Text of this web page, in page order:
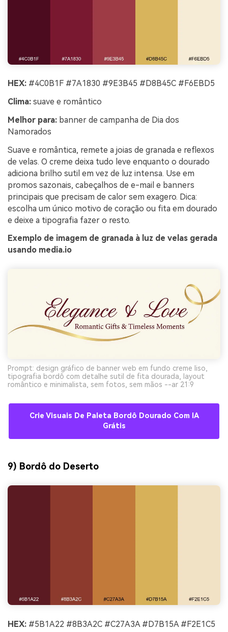
HEX: #4C0B1F #7A1830 #9E3B45 #D8B45C #F6EBD5
Clima: suave e romântico
Melhor para: banner de campanha de Dia dos
Namorados
Suave e romântica, remete a joias de granada e reflexos
de velas. O creme deixa tudo leve enquanto o dourado
adiciona brilho sutil em vez de luz intensa. Use em
promos sazonais, cabeçalhos de e-mail e banners
principais que precisam de calor sem exagero. Dica:
escolha um único motivo de coração ou fita em dourado
e deixe a tipografia fazer o resto.
Exemplo de imagem de granada à luz de velas gerada
usando media.io
Prompt: design gráfico de banner web em fundo creme liso,
tipografia bordô com detalhe sutil de fita dourada, layout
romântico e minimalista, sem fotos, sem mãos --ar 21:9
Crie Visuais De Paleta Bordô Dourado Com IA
Grátis
9) Bordô do Deserto
HEX: #5B1A22 #8B3A2C #C27A3A #D7B15A #F2E1C5